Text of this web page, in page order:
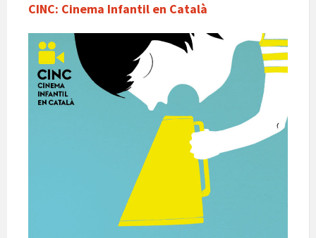
CINC: Cinema Infantil en Català